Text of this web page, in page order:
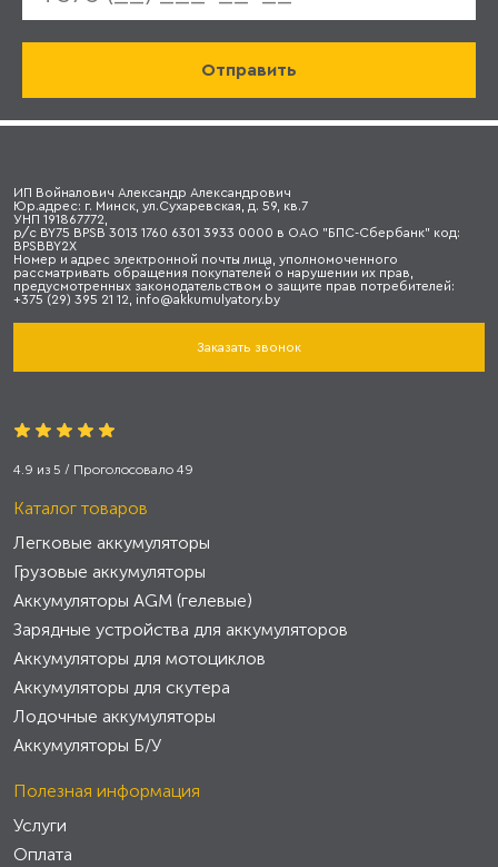
ИП Войналович Александр Александрович
Юр.адрес: г. Минск, ул.Сухаревская, д. 59, кв.7
УНП 191867772,
р/с BY75 BPSB 3013 1760 6301 3933 0000 в ОАО "БПС-Сбербанк" код:
BPSBBY2X
Номер и адрес электронной почты лица, уполномоченного
рассматривать обращения покупателей о нарушении их прав,
предусмотренных законодательством о защите прав потребителей:
+375 (29) 395 21 12, info@akkumulyatory.by
Заказать звонок
4.9 из 5 / Проголосовало 49
Каталог товаров
Легковые аккумуляторы
Грузовые аккумуляторы
Аккумуляторы AGM (гелевые)
Зарядные устройства для аккумуляторов
Аккумуляторы для мотоциклов
Аккумуляторы для скутера
Лодочные аккумуляторы
Аккумуляторы Б/У
Полезная информация
Услуги
Оплата